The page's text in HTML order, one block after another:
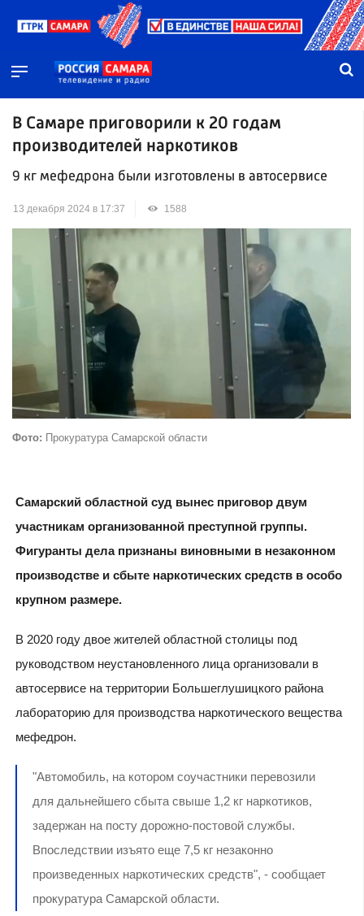
В Самаре приговорили к 20 годам
производителей наркотиков
9 кг мефедрона были изготовлены в автосервисе
13 декабря 2024 в 17:37 1588
Фото: Прокуратура Самарской области
Самарский областной суд вынес приговор двум
участникам организованной преступной группы.
Фигуранты дела признаны виновными в незаконном
производстве и сбыте наркотических средств в особо
крупном размере.
В 2020 году двое жителей областной столицы под
руководством неустановленного лица организовали в
автосервисе на территории Большеглушицкого района
лабораторию для производства наркотического вещества
мефедрон.
"Автомобиль, на котором соучастники перевозили
для дальнейшего сбыта свыше 1,2 кг наркотиков,
задержан на посту дорожно-постовой службы.
Впоследствии изъято еще 7,5 кг незаконно
произведенных наркотических средств", - сообщает
прокуратура Самарской области.